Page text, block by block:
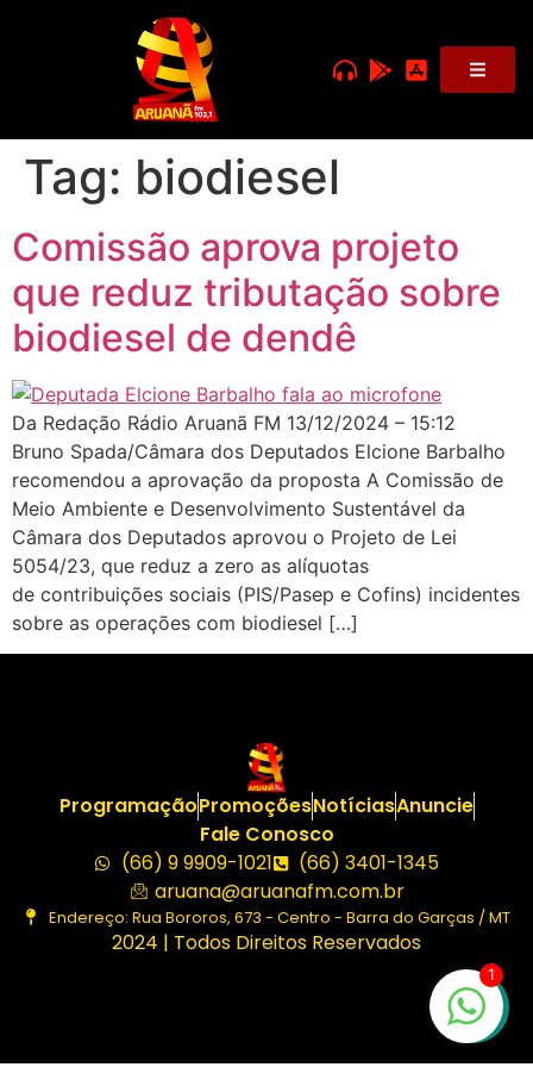
Tag: biodiesel
Comissão aprova projeto
que reduz tributação sobre
biodiesel de dendê
Da Redação Rádio Aruanã FM 13/12/2024 – 15:12
Bruno Spada/Câmara dos Deputados Elcione Barbalho
recomendou a aprovação da proposta A Comissão de
Meio Ambiente e Desenvolvimento Sustentável da
Câmara dos Deputados aprovou o Projeto de Lei
5054/23, que reduz a zero as alíquotas
de contribuições sociais (PIS/Pasep e Cofins) incidentes
sobre as operações com biodiesel […]
ProgramaçãoPromoçõesNotíciasAnuncie
Fale Conosco
(66) 9 9909-1021
(66) 3401-1345
aruana@aruanafm.com.br
Endereço: Rua Bororos, 673 - Centro - Barra do Garças / MT
2024 | Todos Direitos Reservados
1